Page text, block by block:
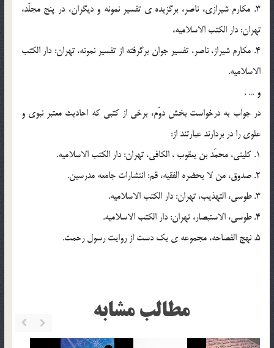
3. مكارم شيرازي، ناصر، برگزيده ي تفسير نمونه و ديگران، در پنج مجلّد،
تهران: دار الكتب الاسلاميه،
4. مكارم شيراز، ناصر، تفسير جوان برگرفته از تفسير نمونه، تهران: دار الكتب
الاسلاميه.
و … .
در جواب به درخواست بخش دوّم، برخي از كتبي كه احاديث معتبر نبوي و
علوي را در بردارند عبارتند از:
1. كليني، محمّد بن يعقوب ، الكافي، تهران: دار الكتب الاسلاميه.
2. صدوق، من لا يحضره الفقيه، قم: انتشارات جامعه مدرسين.
3. طوسي، التهذيب، تهران: دار الكتب الاسلاميه.
4. طوسي، الاستبصار، تهران: دار الكتب الاسلاميه.
5. نهج الفصاحه، مجموعه ي يك دست از روايت رسول رحمت.
مطالب مشابه